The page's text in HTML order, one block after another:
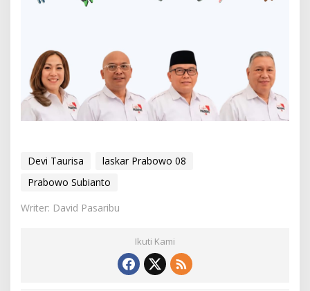
Devi Taurisa
laskar Prabowo 08
Prabowo Subianto
Writer: David Pasaribu
Ikuti Kami